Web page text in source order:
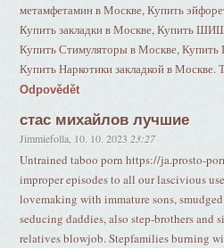
метамфетамин в Москве, Купить
Купить закладки в Москве, Купить
Купить Стимуляторы в Москве,
Купить Наркотики закладкой в Москве.
Odpovědět
стас михайлов лучшие
Jimmiefolla 10. 10. 2023 23:27
Untrained taboo porn https://ja.prosto-
improper episodes to all our lascivious
lovemaking with immature sons,
seducing daddies, also step-brothers and
relatives blowjob. Stepfamilies burning